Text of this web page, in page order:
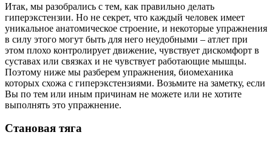
Итак, мы разобрались с тем, как правильно делать
гиперэкстензии. Но не секрет, что каждый человек имеет
уникальное анатомическое строение, и некоторые упражнения
в силу этого могут быть для него неудобными – атлет при
этом плохо контролирует движение, чувствует дискомфорт в
суставах или связках и не чувствует работающие мышцы.
Поэтому ниже мы разберем упражнения, биомеханика
которых схожа с гиперэкстензиями. Возьмите на заметку, если
Вы по тем или иным причинам не можете или не хотите
выполнять это упражнение.
Становая тяга